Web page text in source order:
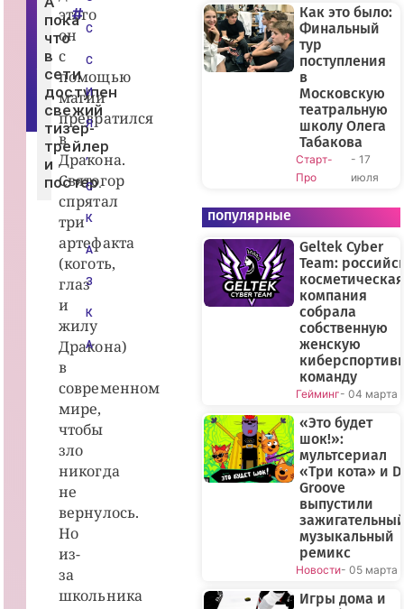
пока
что
в
сети
доступен
свежий
тизер-
трейлер
и
постер.
этого
он
с
помощью
магии
превратился
в
Дракона.
Святогор
спрятал
три
артефакта
(коготь,
глаз
и
жилу
Дракона)
в
современном
мире,
чтобы
зло
никогда
не
вернулось.
Но
из-
за
школьника
С
С
И
Я
,
С
К
А
З
К
А
Как это было:
Финальный
тур
поступления
в
Московскую
театральную
школу Олега
Табакова
Старт-
Про
- 17
июля
популярные
Geltek Cyber
Team:
косметическая
компания
собрала
собственную
женскую
команду
Гейминг- 04 марта
«Это будет
шок!»:
мультсериал
«Три кота» и
Groove
выпустили
музыкальный
ремикс
Новости- 05 марта
Игры дома и